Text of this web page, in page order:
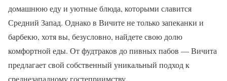
домашнюю еду и уютные блюда, которыми славится
Средний Запад. Однако в Вичите не только запеканки и
барбекю, хотя вы, безусловно, найдете свою долю
комфортной еды. От фудтраков до пивных пабов — Вичита
предлагает свой собственный уникальный подход к
среднезападному гостеприимству.